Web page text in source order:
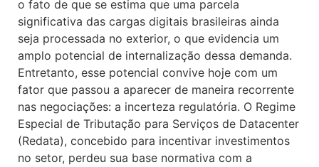
o fato de que se estima que uma parcela
significativa das cargas digitais brasileiras ainda
seja processada no exterior, o que evidencia um
amplo potencial de internalização dessa demanda.
Entretanto, esse potencial convive hoje com um
fator que passou a aparecer de maneira recorrente
nas negociações: a incerteza regulatória. O Regime
Especial de Tributação para Serviços de Datacenter
(Redata), concebido para incentivar investimentos
no setor, perdeu sua base normativa com a